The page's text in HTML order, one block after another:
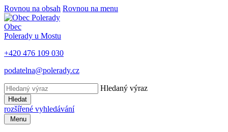
Rovnou na obsah Rovnou na menu
Obec
Polerady u Mostu
+420 476 109 030
podatelna@polerady.cz
Hledaný výraz
Hledat
rozšířené vyhledávání
Menu